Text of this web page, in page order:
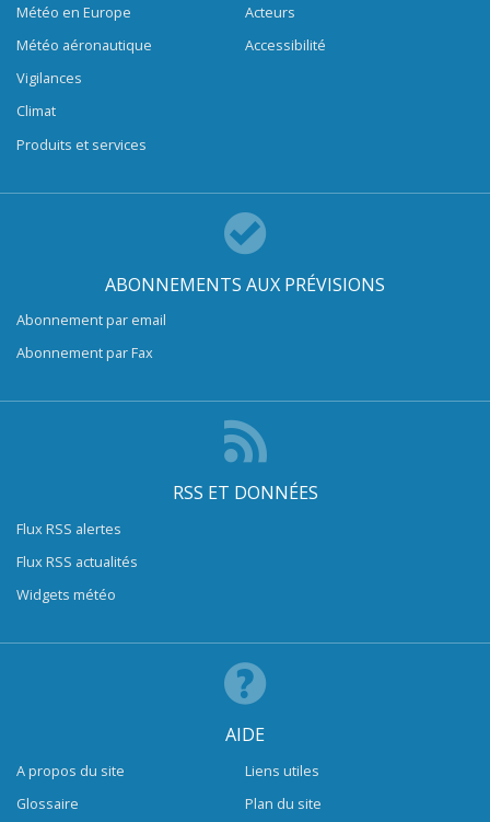
Météo en Europe
Météo aéronautique
Vigilances
Climat
Produits et services
Acteurs
Accessibilité
ABONNEMENTS AUX PRÉVISIONS
Abonnement par email
Abonnement par Fax
RSS ET DONNÉES
Flux RSS alertes
Flux RSS actualités
Widgets météo
AIDE
A propos du site
Glossaire
Liens utiles
Plan du site